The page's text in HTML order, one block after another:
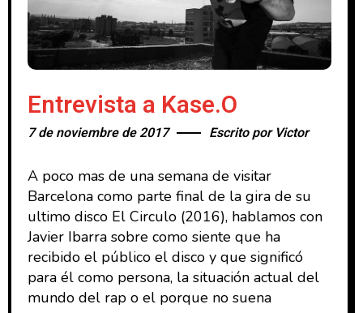
Entrevista a Kase.O
7 de noviembre de 2017 Escrito por Victor
A poco mas de una semana de visitar
Barcelona como parte final de la gira de su
ultimo disco El Circulo (2016), hablamos con
Javier Ibarra sobre como siente que ha
recibido el público el disco y que significó
para él como persona, la situación actual del
mundo del rap o el porque no suena